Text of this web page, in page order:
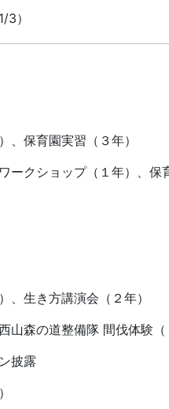
1/3）
保育園実習（３年）
ークショップ（１年）、保
生き方講演会（２年）
山森の道整備隊 間伐体験（
披露